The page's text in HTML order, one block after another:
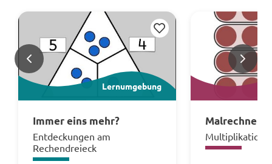
Merken
Lernumgebung
Immer eins mehr?
Entdeckungen am
Rechendreieck
Malrechnen
Multiplikation
< >